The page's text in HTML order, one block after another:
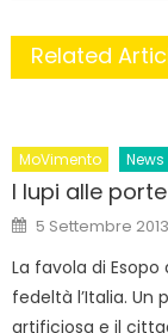
Related
MoVimento News
I lupi alle porte
Posted
on
5 Settembre 2013
La favola di
fedeltà l’Italia. Un
artificiosa e il